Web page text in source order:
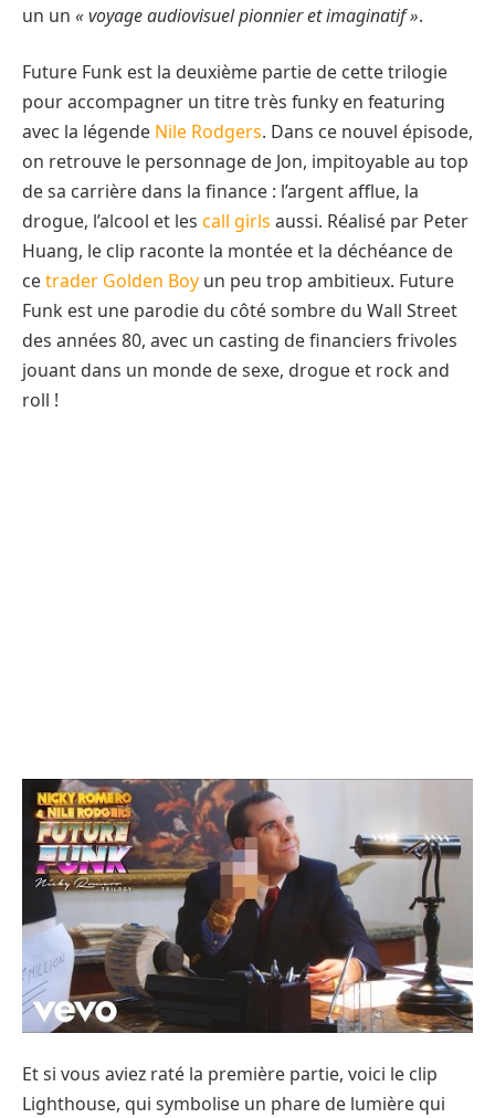
un un « voyage audiovisuel pionnier et imaginatif ».
Future Funk est la deuxième partie de cette trilogie
pour accompagner un titre très funky en featuring
avec la légende Nile Rodgers. Dans ce nouvel épisode,
on retrouve le personnage de Jon, impitoyable au top
de sa carrière dans la finance : l’argent afflue, la
drogue, l’alcool et les call girls aussi. Réalisé par Peter
Huang, le clip raconte la montée et la déchéance de
cetrader Golden Boy un peu trop ambitieux. Future
Funk est une parodie du côté sombre du Wall Street
des années 80, avec un casting de financiers frivoles
jouant dans un monde de sexe, drogue et rock and
roll !
Et si vous aviez raté la première partie, voici le clip
Lighthouse, qui symbolise un phare de lumière qui